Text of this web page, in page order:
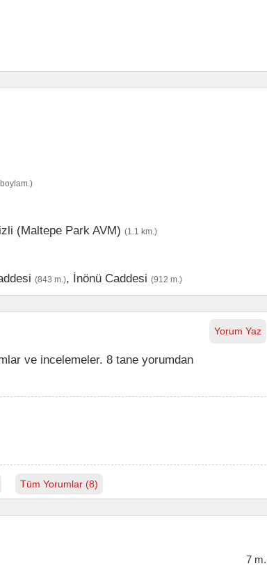
(Maltepe Park AVM) (1.1 km.)
(843 m.), İnönü Caddesi (912 m.)
Yorum Yaz
ve incelemeler. 8 tane yorumdan
Tüm Yorumlar (8)
7 m.